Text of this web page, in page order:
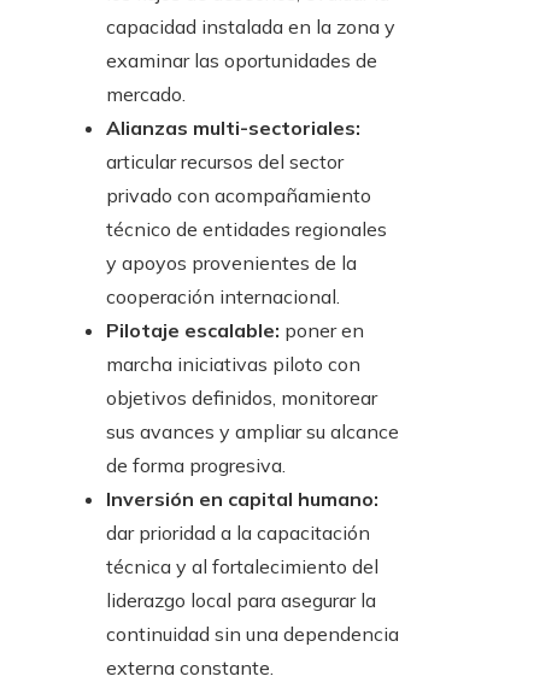
capacidad instalada en la zona y
examinar las oportunidades de
mercado.
Alianzas multi-sectoriales:
articular recursos del sector
privado con acompañamiento
técnico de entidades regionales
y apoyos provenientes de la
cooperación internacional.
Pilotaje escalable: poner en
marcha iniciativas piloto con
objetivos definidos, monitorear
sus avances y ampliar su alcance
de forma progresiva.
Inversión en capital humano:
dar prioridad a la capacitación
técnica y al fortalecimiento del
liderazgo local para asegurar la
continuidad sin una dependencia
externa constante.